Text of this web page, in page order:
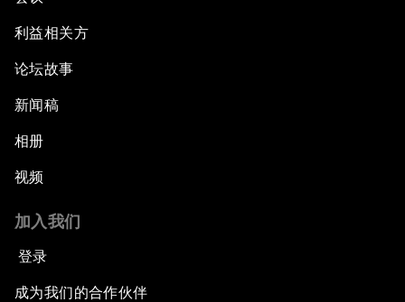
利益相关方
论坛故事
新闻稿
相册
视频
加入我们
登录
成为我们的合作伙伴